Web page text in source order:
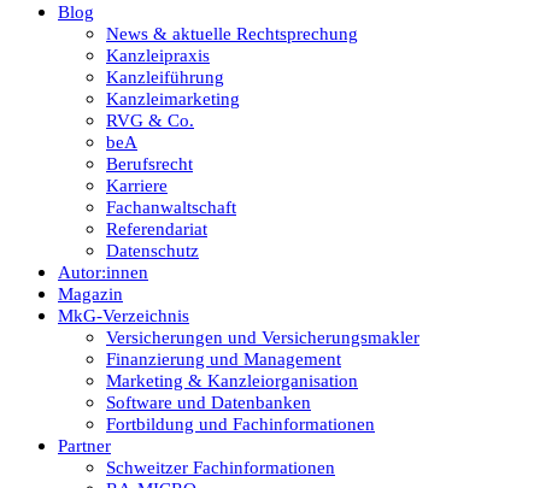
Blog
News & aktuelle Rechtsprechung
Kanzleipraxis
Kanzleiführung
Kanzleimarketing
RVG & Co.
beA
Berufsrecht
Karriere
Fachanwaltschaft
Referendariat
Datenschutz
Autor:innen
Magazin
MkG-Verzeichnis
Versicherungen und Versicherungsmakler
Finanzierung und Management
Marketing & Kanzleiorganisation
Software und Datenbanken
Fortbildung und Fachinformationen
Partner
Schweitzer Fachinformationen